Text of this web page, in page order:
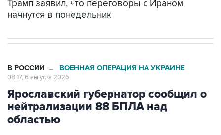
Трамп заявил, что переговоры с Ираном
начнутся в понедельник
В РОССИИ → ВОЕННАЯ ОПЕРАЦИЯ НА УКРАИНЕ
08:17, 6 августа 2026
Ярославский губернатор сообщил о
нейтрализации 88 БПЛА над
областью